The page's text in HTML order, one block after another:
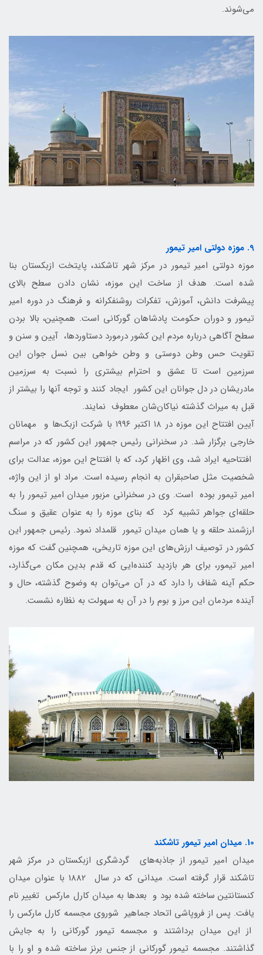
می‌شوند.
9. موزه دولتی امیر تیمور
موزه دولتی امیر تیمور در مرکز شهر تاشکند، پایتخت ازبکستان بنا
شده است. هدف از ساخت این موزه، نشان دادن سطح بالای
پیشرفت دانش، آموزش، تفکرات روشنفکرانه و فرهنگ در دوره امیر
تیمور و دوران حکومت پادشاهان گورکانی است. همچنین، بالا بردن
سطح آگاهی درباره مردم این کشور درمورد دستاوردها، آیین و سنن و
تقویت حس وطن دوستی و وطن خواهی بین نسل جوان این
سرزمین است تا عشق و احترام بیشتری را نسبت به سرزمین
مادریشان در دل جوانان این کشور ایجاد کنند و توجه آنها را بیشتر از
قبل به میراث گذشته نیاکان‌شان معطوف نمایند.
آیین افتتاح این موزه در ۱۸ اکتبر ۱۹۹۶ با شرکت ازبک‌ها و مهمانان
خارجی برگزار شد. در سخنرانی رئیس جمهور این کشور که در مراسم
افتتاحیه ایراد شد، وی اظهار کرد، که با افتتاح این موزه، عدالت برای
شخصیت مثل صاحبقران به انجام رسیده است. مراد او از این واژه،
امیر تیمور بوده است. وی در سخنرانی مزبور میدان امیر تیمور را به
حلقه‌ای جواهر تشبیه کرد که بنای موزه را به عنوان عقیق و سنگ
ارزشمند حلقه و یا همان میدان تیمور قلمداد نمود. رئیس جمهور این
کشور در توصیف ارزش‌های این موزه تاریخی، همچنین گفت که موزه
امیر تیمور، برای هر بازدید کننده‌ایی که قدم بدین مکان می‌گذارد،
حکم آینه شفاف را دارد که در آن می‌توان به وضوح گذشته، حال و
آینده مردمان این مرز و بوم را در آن به سهولت به نظاره نشست.
10. میدان امیر تیمور تاشکند
میدان امیر تیمور از جاذبه‌های گردشگری ازبکستان در مرکز شهر
تاشکند قرار گرفته است. میدانی که در سال 1882 با عنوان میدان
کنستانتین ساخته شده بود و بعدها به میدان کارل مارکس تغییر نام
یافت. پس از فروپاشی اتحاد جماهیر شوروی مجسمه کارل مارکس را
از این میدان برداشتند و مجسمه تیمور گورکانی را به جایش
گذاشتند. مجسمه تیمور گورکانی از جنس برنز ساخته شده و او را با